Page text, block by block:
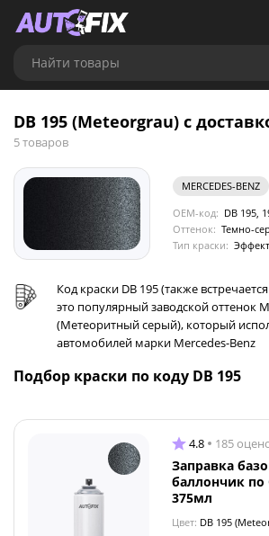
Найти товары
DB 195 (Meteorgrau) с
5 товаров
MERCEDES-BENZ
OEM-код: DB 195,
Оттенок: Темно-
Тип краски:
Код краски DB 195 (также
это популярный заводской оттенок
(Метеоритный серый), который
автомобилей марки Mercedes-Benz
Подбор краски по коду DB 195
4.8 185
Заправка
баллончик по
375мл
Цвет: DB 195